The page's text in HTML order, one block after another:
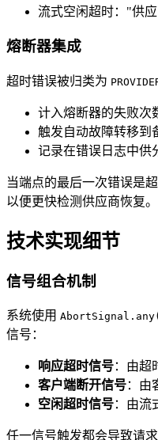
流式空闲超时："供
熔断器集成
超时错误被归类为
计入熔断器的失败次
触发自动故障转移到
记录在错误日志中供
当端点的最后一次错误是
以便更快检测供应商恢复。
技术实现细节
信号组合机制
系统使用
信号：
响应超时信号：由超
客户端断开信号：由
空闲超时信号：由流
任一信号触发都会导致请